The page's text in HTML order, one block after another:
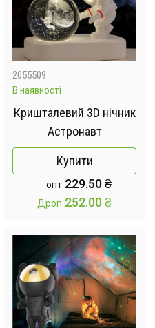
2055509
В наявності
Кришталевий 3D нічник
Астронавт
Купити
опт 229.50₴
Дроп 252.00₴